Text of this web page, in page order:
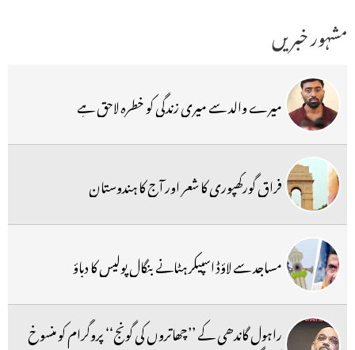
مشہور خبریں
میرے والد سے میری زندگی کو خطرہ لاحق ہے
فراق گورکھپوری کا شعر اور آج کا ہندوستان
مساجد سے لاؤڈ اسپیکر ہٹانے بنگال پولیس کا دباؤ
راہول گاندھی کے ’’چھاتروں کی گونج‘‘ پروگرام کو منسوخ